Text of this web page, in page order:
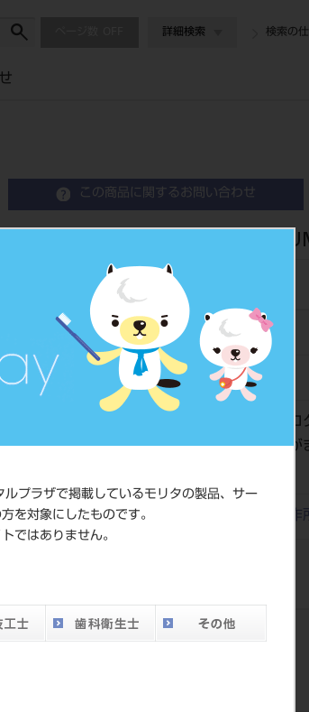
プラザで掲載しているモリタの製品、サー
を対象にしたものです。
ではありません。
詳細検索 検索の
この商品に関するお問い合わせ
スペアツインパワー4H PAR-
Air Turbine Handpiece Twinpower Turbine 4H
品目コード 101813895
JAN/EANコード 4548213019946
標準価格
ネット会員登録が
メーカー （株）モリタ製作